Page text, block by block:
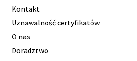
Kontakt
Uznawalność certyfikatów
O nas
Doradztwo